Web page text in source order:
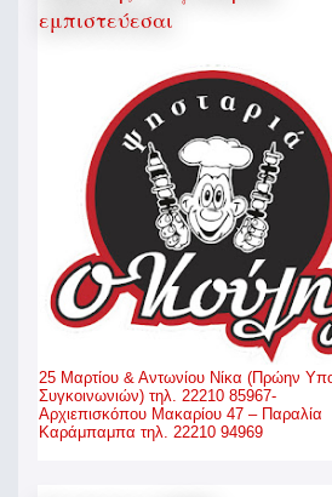
εμπιστεύεσαι
25 Μαρτίου & Αντωνίου Νίκα (Πρώην
Συγκοινωνιών) τηλ. 22210 85967-
Αρχιεπισκόπου Μακαρίου 47 – Παραλία
Καράμπαμπα τηλ. 22210 94969